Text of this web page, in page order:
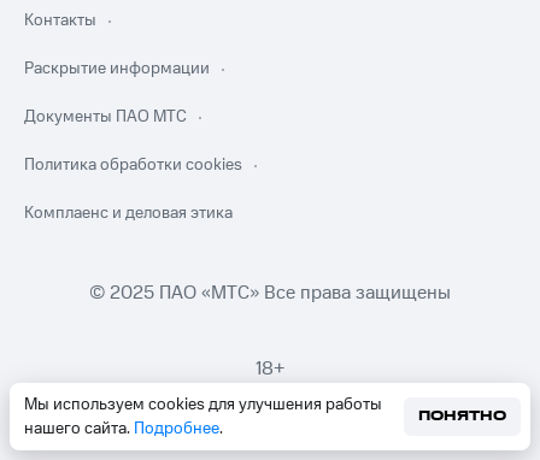
Мы используем cookies для улучшения работы
нашего сайта. Подробнее.
ПОНЯТНО
Контакты
Раскрытие информации
Документы ПАО МТС
Политика обработки cookies
Комплаенс и деловая этика
© 2025 ПАО «МТС» Все права защищены
18+